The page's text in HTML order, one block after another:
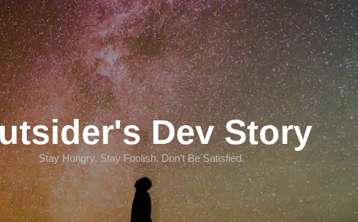
Dev Story
Stay Hungry. Stay Foolish. Don't Be Satisfied.